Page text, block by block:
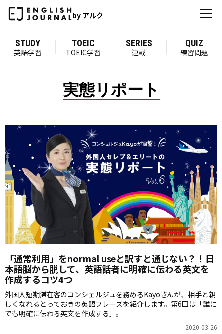
by アルク
STUDY
英語学習
TOEIC
TOEIC学習
SERIES
連載
QUIZ
練習問題
実態リポート
「通常利用」をnormal useと訳すと通じない？！日
本語脳から脱して、英語話者に明確に伝わる英文を
作成するコツ4つ
外国人短期滞在客のコンシェルジュを務めるKayoさんが、相手と親
しくなれるとっておきの英語フレーズを紹介します。第6回は「誰に
でも明確に伝わる英文を作成する」。
2020-03-26